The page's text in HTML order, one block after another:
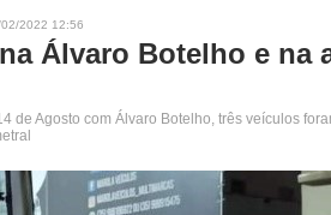
2022 12:56
Álvaro Botelho e na
de Agosto com Álvaro Botelho, três veículos